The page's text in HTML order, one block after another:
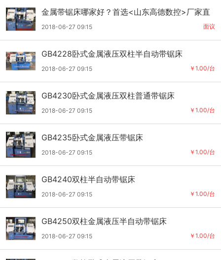
金属带锯床哪家好？首选<山东高德数控>厂家直
销！品质有保障！
面议
2018-06-27 09:15
GB4228卧式金属液压双柱半自动带锯床
￥1.00/台
2018-06-27 09:15
GB4230卧式金属液压双柱普通带锯床
￥1.00/台
2018-06-27 09:15
GB4235卧式金属液压带锯床
￥1.00/台
2018-06-27 09:15
GB4240双柱半自动带锯床
￥1.00/台
2018-06-27 09:15
GB4250双柱金属液压半自动带锯床
￥1.00/台
2018-06-27 09:15